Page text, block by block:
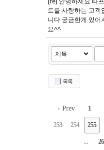
트를 사랑하는 고객
니다 궁금한게 있어
요^^
목록
‹ Prev 1
253 254 255
...